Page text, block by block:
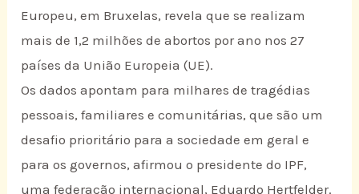
Europeu, em Bruxelas, revela que se realizam
mais de 1,2 milhões de abortos por ano nos 27
países da União Europeia (UE).
Os dados apontam para milhares de tragédias
pessoais, familiares e comunitárias, que são um
desafio prioritário para a sociedade em geral e
para os governos, afirmou o presidente do IPF,
uma federação internacional, Eduardo Hertfelder.